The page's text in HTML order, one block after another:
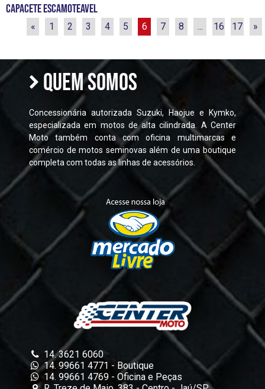
capacete escamoteavel
« 1 2 3 4 5 6 7 8 ... 16 17 »
QUEM SOMOS
Concessionária autorizada Suzuki, Haojue e Kymko,
especializada em motos de alta cilindrada. A Center
Moto também conta com oficina multimarcas e
comércio de motos seminovas além de uma boutique
completa com todas as linhas de acessórios.
14. 3621 6060
14. 99661 4771 - Boutique
14. 99661 4769 - Oficina e Peças